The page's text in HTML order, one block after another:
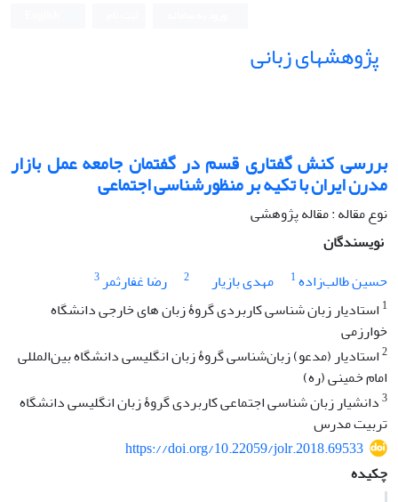
پژوهشهای زبانی
بررسی کنش گفتاری قسم در گفتمان جامعه عمل بازار
مدرن ایران با تکیه بر منظورشناسی اجتماعی
نوع مقاله : مقاله پژوهشی
نویسندگان
حسین طالب‌زاده1 مهدی بازیار 2 رضا غفارثمر3
1 استادیار زبان شناسی کاربردی گروۀ زبان های خارجی دانشگاه
خوارزمی
2استادیار (مدعو) زبان‌شناسی گروۀ زبان انگلیسی دانشگاه بین‌المللی
امام خمینی (ره)
3دانشیار زبان شناسی اجتماعی کاربردی گروۀ زبان انگلیسی دانشگاه
تربیت مدرس
https://doi.org/10.22059/jolr.2018.69533
چکیده